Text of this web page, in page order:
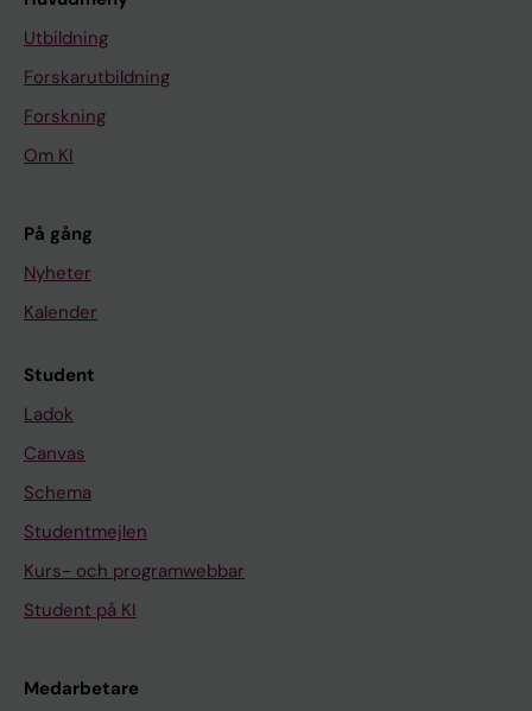
Utbildning
Forskarutbildning
Forskning
Om KI
På gång
Nyheter
Kalender
Student
Ladok
Canvas
Schema
Studentmejlen
Kurs- och programwebbar
Student på KI
Medarbetare